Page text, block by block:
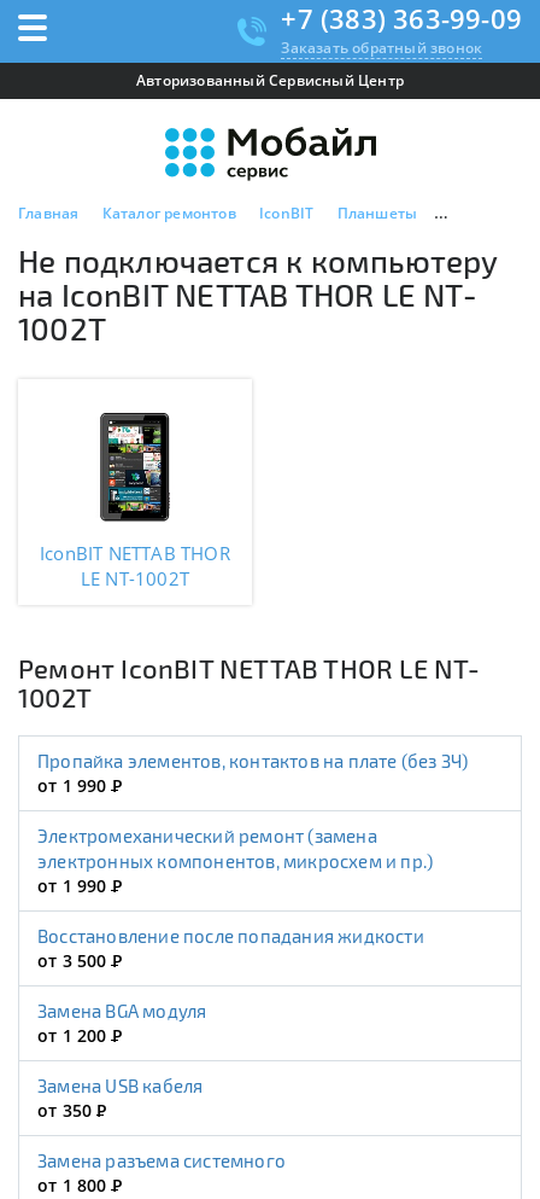
+7 (383) 363-99-09
Заказать обратный звонок
Авторизованный Сервисный Центр
Главная Каталог ремонтов IconBIT Планшеты IconBIT
Не подключается к компьютеру
на IconBIT NETTAB THOR LE NT-
1002T
IconBIT NETTAB THOR
LE NT-1002T
Ремонт IconBIT NETTAB THOR LE NT-
1002T
Пропайка элементов, контактов на плате (без ЗЧ)
от 1 990Р
Электромеханический ремонт (замена
электронных компонентов, микросхем и пр.)
от 1 990Р
Восстановление после попадания жидкости
от 3 500Р
Замена BGA модуля
от 1 200Р
Замена USB кабеля
от 350Р
Замена разъема системного
от 1 800Р